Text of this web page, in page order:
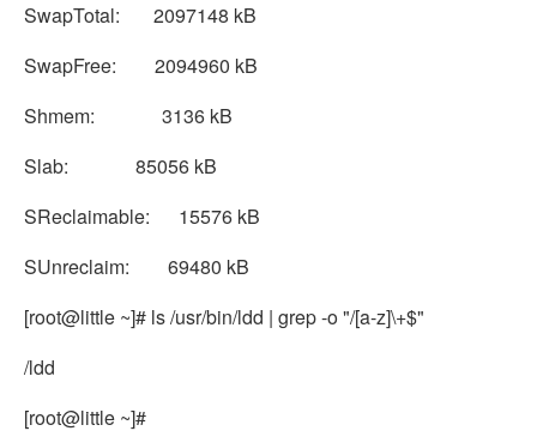
SwapTotal: 2097148 kB
SwapFree: 2094960 kB
Shmem: 3136 kB
Slab: 85056 kB
SReclaimable: 15576 kB
SUnreclaim: 69480 kB
[root@little ~]# ls /usr/bin/ldd | grep -o "/[a-z]\+$"
/ldd
[root@little ~]#